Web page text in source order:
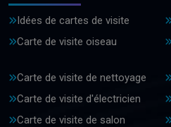
Idées de cartes de visite
Carte de visite oiseau
Carte de visite de nettoyage
Carte de visite d'électricien
Carte de visite de salon